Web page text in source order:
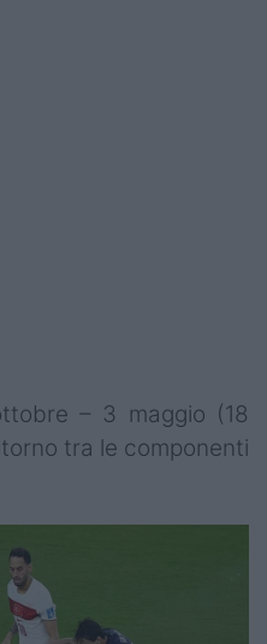
– 3 maggio (18
tra le componenti